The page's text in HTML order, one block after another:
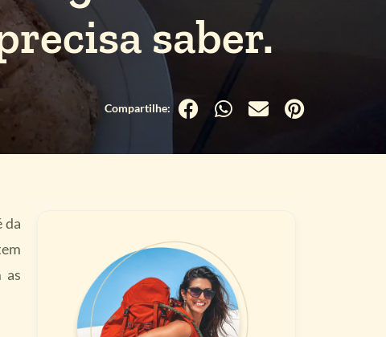
saber.
da
as